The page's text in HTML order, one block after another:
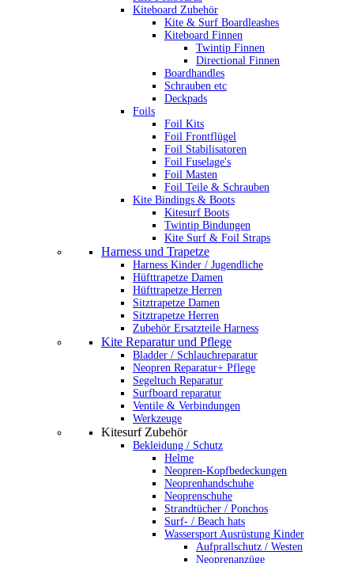
Kiteboard Zubehör
Kite & Surf Boardleashes
Kiteboard Finnen
Twintip Finnen
Directional Finnen
Boardhandles
Schrauben etc
Deckpads
Foils
Foil Kits
Foil Frontflügel
Foil Stabilisatoren
Foil Fuselage's
Foil Masten
Foil Teile & Schrauben
Kite Bindings & Boots
Kitesurf Boots
Twintip Bindungen
Kite Surf & Foil Straps
Harness und Trapetze
Harness Kinder / Jugendliche
Hüfttrapetze Damen
Hüfttrapetze Herren
Sitztrapetze Damen
Sitztrapetze Herren
Zubehör Ersatzteile Harness
Kite Reparatur und Pflege
Bladder / Schlauchreparatur
Neopren Reparatur+ Pflege
Segeltuch Reparatur
Surfboard reparatur
Ventile & Verbindungen
Werkzeuge
Kitesurf Zubehör
Bekleidung / Schutz
Helme
Neopren-Kopfbedeckungen
Neoprenhandschuhe
Neoprenschuhe
Strandtücher / Ponchos
Surf- / Beach hats
Wassersport Ausrüstung Kinder
Aufprallschutz / Westen
Neoprenanzüge